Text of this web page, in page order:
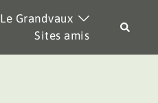
Le Grandvaux
Sites amis